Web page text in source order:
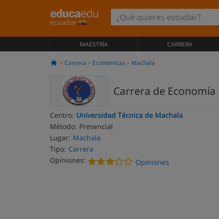
ecuador
MAESTRÍA CARRERA
Carrera Económicas Machala
Carrera de Economía
Centro: Universidad Técnica de Machala
Método: Presencial
Lugar: Machala
Tipo: Carrera
Opiniones:
Opiniones